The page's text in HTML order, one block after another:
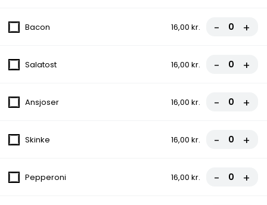
Icebergsalat, Tomat, Agurk, Ærter, Majs,
119,00 kr.
Icebergsalat, Tomat, Agurk, Ærter, Majs, Løg
Bacon 16,00 kr. - +
Salatost 16,00 kr. - +
Ansjoser 16,00 kr. - +
Skinke 16,00 kr. - +
Pepperoni 16,00 kr. - +